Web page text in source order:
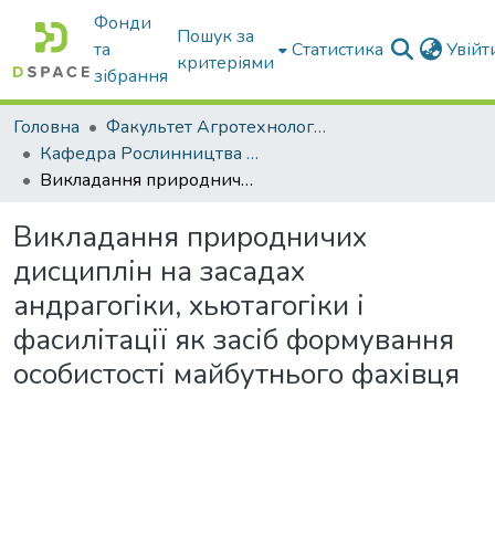
Фонди
та
зібрання
Пошук за
критеріями
Статистика
Головна
Факультет Агротехнологій та екології
Кафедра Рослинництва та садівництва ім. професора В.В. Калитки
Викладання природничих дисциплін на засадах андрагогіки, хьютагогіки і фасилітації як засіб формування особистості майбутнього фахівця
Викладання природничих
дисциплін на засадах
андрагогіки, хьютагогіки і
фасилітації як засіб формування
особистості майбутнього фахівця